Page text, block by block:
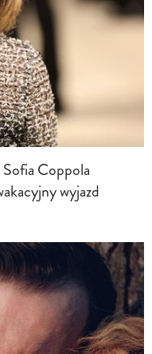
Coppola
wyjazd